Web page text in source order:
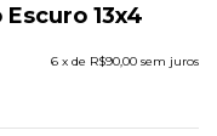
13x4
6 x de R$90,00 sem juros